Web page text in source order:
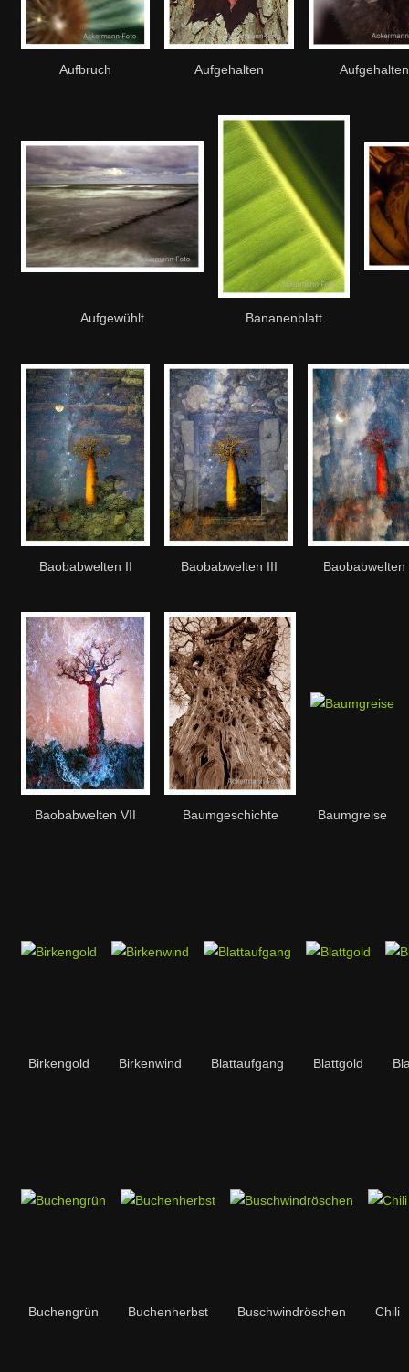
Aufbruch Aufgehalten Aufgehalten
Aufgewühlt Bananenblatt
Baobabwelten II Baobabwelten III Baobabwelten
Baobabwelten VII Baumgeschichte Baumgreise
Birkengold Birkenwind Blattaufgang Blattgold
Buchengrün Buchenherbst Buschwindröschen Chili